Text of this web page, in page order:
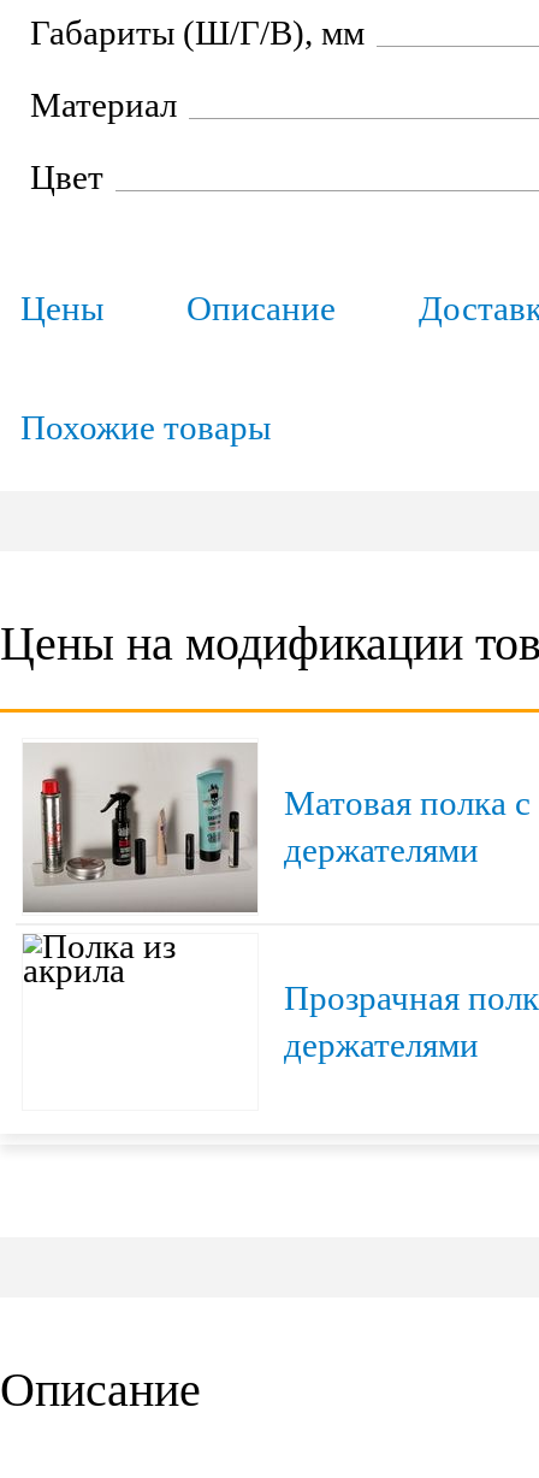
Габариты (Ш/Г/В), мм
Материал
Цвет
Цены Описание
Похожие товары
Цены на модификации
Матовая полка с
держателями
Прозрачная
держателями
Описание